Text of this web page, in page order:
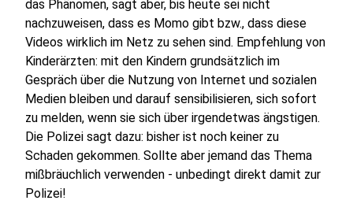
das Phänomen, sagt aber, bis heute sei nicht
nachzuweisen, dass es Momo gibt bzw., dass diese
Videos wirklich im Netz zu sehen sind. Empfehlung von
Kinderärzten: mit den Kindern grundsätzlich im
Gespräch über die Nutzung von Internet und sozialen
Medien bleiben und darauf sensibilisieren, sich sofort
zu melden, wenn sie sich über irgendetwas ängstigen.
Die Polizei sagt dazu: bisher ist noch keiner zu
Schaden gekommen. Sollte aber jemand das Thema
mißbräuchlich verwenden - unbedingt direkt damit zur
Polizei!